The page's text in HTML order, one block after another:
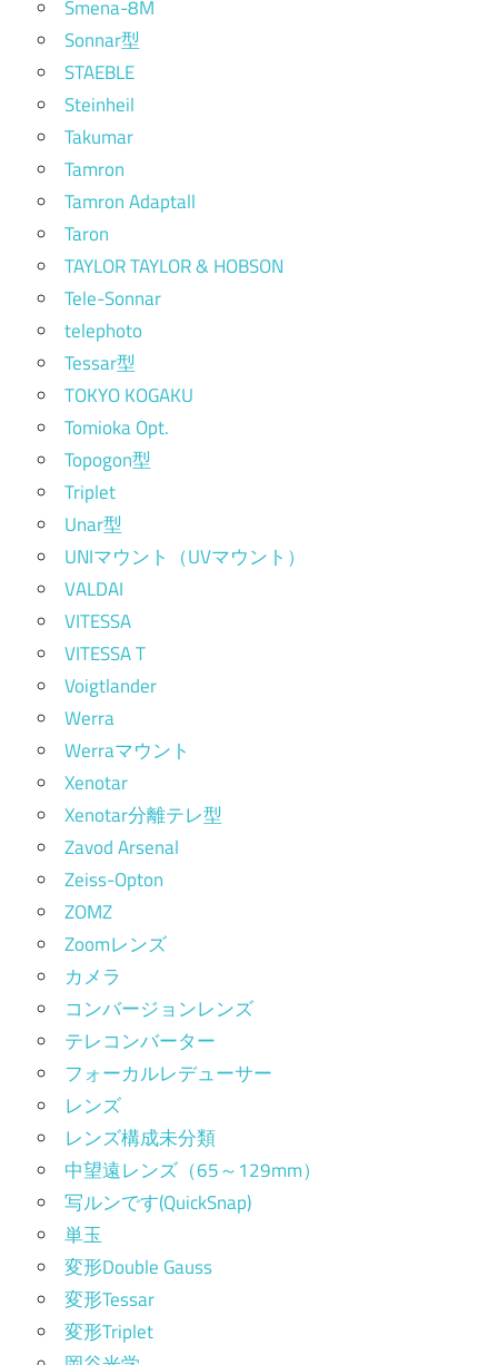
Smena-8M
Sonnar型
STAEBLE
Steinheil
Takumar
Tamron
Tamron Adaptall
Taron
TAYLOR TAYLOR & HOBSON
Tele-Sonnar
telephoto
Tessar型
TOKYO KOGAKU
Tomioka Opt.
Topogon型
Triplet
Unar型
UNIマウント（UVマウント）
VALDAI
VITESSA
VITESSA T
Voigtlander
Werra
Werraマウント
Xenotar
Xenotar分離テレ型
Zavod Arsenal
Zeiss-Opton
ZOMZ
Zoomレンズ
カメラ
コンバージョンレンズ
テレコンバーター
フォーカルレデューサー
レンズ
レンズ構成未分類
中望遠レンズ（65～129mm）
写ルンです(QuickSnap)
単玉
変形Double Gauss
変形Tessar
変形Triplet